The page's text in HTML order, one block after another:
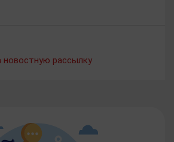
новостную рассылку